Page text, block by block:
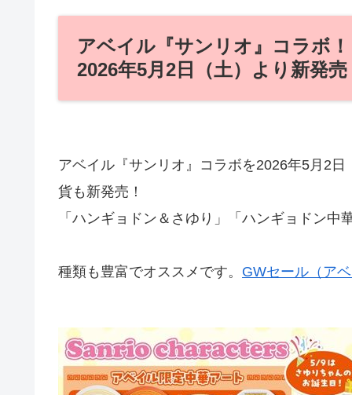
アベイル『サンリオ』コラボ
2026年5月2日（土）より新発売
アベイル『サンリオ』コラボを2026年5月2
貨も新発売！
「ハンギョドン＆さゆり」「ハンギョドン中
種類も豊富でオススメです。 GWセール（ア